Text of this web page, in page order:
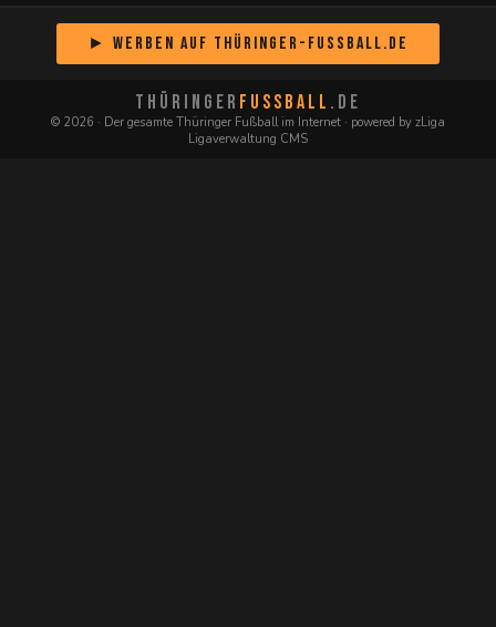
► Werben auf Thüringer-Fussball.de
THÜRINGER FUSSBALL .DE
© 2026 · Der gesamte Thüringer Fußball im Internet · powered by zLiga
Ligaverwaltung CMS